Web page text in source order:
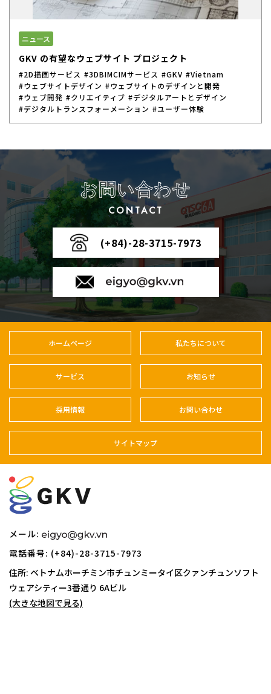
ニュース
GKV の有望なウェブサイト プロジェクト
#2D描画サービス #3DBIMCIMサービス #GKV #Vietnam
#ウェブサイトデザイン #ウェブサイトのデザインと開発
#ウェブ開発 #クリエイティブ #デジタルアートとデザイン
#デジタルトランスフォーメーション #ユーザー体験
お問い合わせ
CONTACT
(+84)-28-3715-7973
ホームページ 私たちについて
サービス お知らせ
採用情報 お問い合わせ
サイトマップ
メール:
電話番号: (+84)-28-3715-7973
住所: ベトナムホーチミン市チュンミータイ区クァンチュンソフト
ウェアシティー3番通り 6Aビル
(大きな地図で見る)